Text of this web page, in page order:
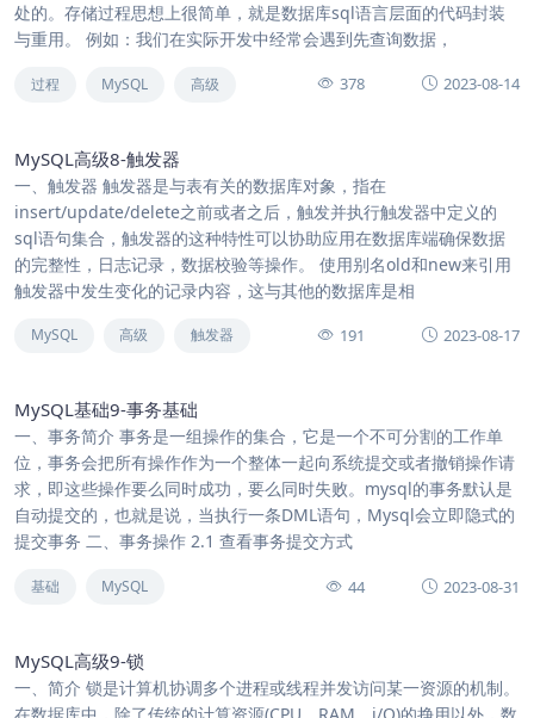
处的。存储过程思想上很简单，就是数据库sql语言层面的代码封装
与重用。 例如：我们在实际开发中经常会遇到先查询数据，
过程 MySQL 高级 378 2023-08-14
MySQL高级8-触发器
一、触发器 触发器是与表有关的数据库对象，指在
insert/update/delete之前或者之后，触发并执行触发器中定义的
sql语句集合，触发器的这种特性可以协助应用在数据库端确保数据
的完整性，日志记录，数据校验等操作。 使用别名old和new来引用
触发器中发生变化的记录内容，这与其他的数据库是相
MySQL 高级 触发器 191 2023-08-17
MySQL基础9-事务基础
一、事务简介 事务是一组操作的集合，它是一个不可分割的工作单
位，事务会把所有操作作为一个整体一起向系统提交或者撤销操作请
求，即这些操作要么同时成功，要么同时失败。mysql的事务默认是
自动提交的，也就是说，当执行一条DML语句，Mysql会立即隐式的
提交事务 二、事务操作 2.1 查看事务提交方式
基础 MySQL 44 2023-08-31
MySQL高级9-锁
一、简介 锁是计算机协调多个进程或线程并发访问某一资源的机制。